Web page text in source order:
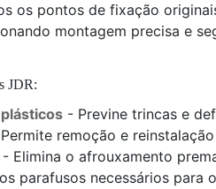
os pontos de fixação
montagem precisa e
JDR:
- Previne trincas e
remoção e
- Elimina o afrouxamento
parafusos necessários para